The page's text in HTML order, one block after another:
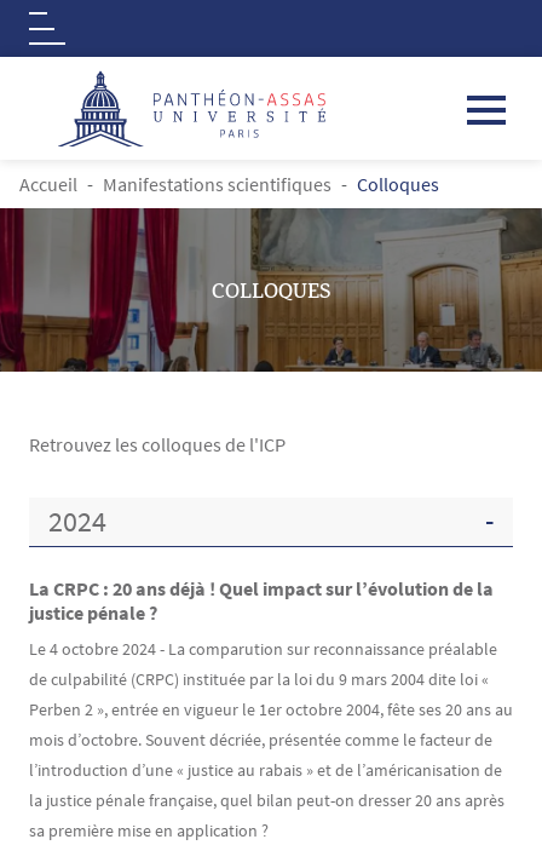
Aller au contenu principal
Logo
FIL D'ARIANE
Accueil Manifestations scientifiques Colloques
COLLOQUES
Retrouvez les colloques de l'ICP
Contenu2024
La CRPC : 20 ans déjà ! Quel impact sur l’évolution de la
justice pénale ?
Le 4 octobre 2024 - La comparution sur reconnaissance préalable
de culpabilité (CRPC) instituée par la loi du 9 mars 2004 dite loi «
Perben 2 », entrée en vigueur le 1er octobre 2004, fête ses 20 ans au
mois d’octobre. Souvent décriée, présentée comme le facteur de
l’introduction d’une « justice au rabais » et de l’américanisation de
la justice pénale française, quel bilan peut-on dresser 20 ans après
sa première mise en application ?